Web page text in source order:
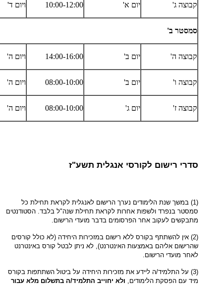
קבוצה ג' יום א' 10:00-12:00 ויום ד'
סמסטר ב'
קבוצה ה' יום ב' 14:00-16:00 ויום ה'
קבוצה ו' יום ב' 08:00-10:00 ויום ה'
קבוצה ז' יום ג' 08:00-10:00 ויום ה'
סדרי רישום לקורסי אנגלית תשע"ז
(1) במשך שנת הלימודים נערך הרישום לאנגלית לקראת תחילת כל
סמסטר בנפרד ולשפות אחרות לקראת תחילת שנה"ל בלבד. הסטודנטים
מתבקשים לעקוב אחר הפרסומים בדבר מועדי הרישום.
(2) אין להשתתף בקורס ללא רישום במזכירות היחידה (לא כולל קורסים
שהרישום אליהם באמצעות האינטרנט), לא ניתן לבטל קורס באינטרנט
לאחר מועדי הרישום.
(3) על התלמיד/ה ליידע את מזכירות היחידה על ביטול השתתפות בקורס
מיד עם הפסקת הלימודים, ולא יחוייב התלמיד/ה בתשלום מלא עבור